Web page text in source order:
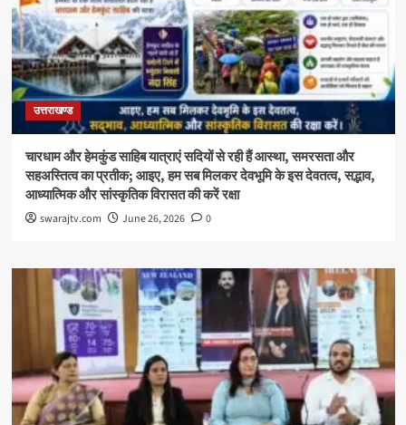
उत्तराखण्ड
चारधाम और हेमकुंड साहिब यात्राएं सदियों से रही हैं आस्था, समरसता और
सहअस्तित्व का प्रतीक; आइए, हम सब मिलकर देवभूमि के इस देवतत्व, सद्भाव,
आध्यात्मिक और सांस्कृतिक विरासत की करें रक्षा
swarajtv.com June 26, 2026 0